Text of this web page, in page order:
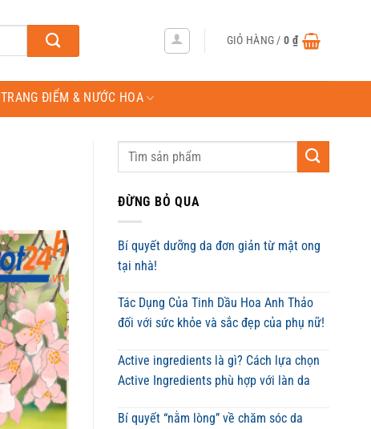
GIỎ HÀNG /0 ₫
TRANG ĐIỂM & NƯỚC HOA
ĐỪNG BỎ QUA
Bí quyết dưỡng da đơn giản từ mật ong
tại nhà!
Tác Dụng Của Tinh Dầu Hoa Anh Thảo
đối với sức khỏe và sắc đẹp của phụ nữ!
Active ingredients là gì? Cách lựa chọn
Active Ingredients phù hợp với làn da
Bí quyết “nằm lòng” về chăm sóc da